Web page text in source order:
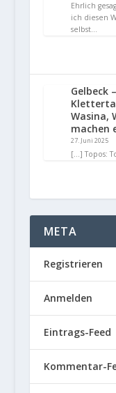
Ehrlich
ich diesen
selbst…
Gelbeck
Wasina,
machen
27. Juni 2025
[…] Topos:
META
Registrieren
Anmelden
Eintrags-Feed
Kommentar-